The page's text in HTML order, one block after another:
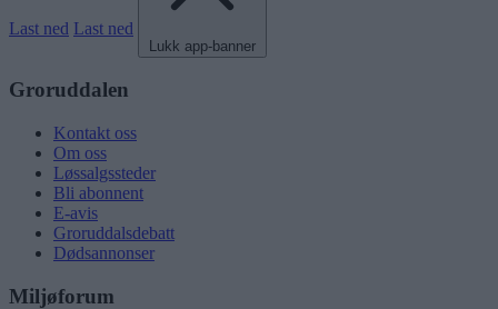
Last ned Last ned
Lukk app-banner
Groruddalen
Kontakt oss
Om oss
Løssalgssteder
Bli abonnent
E-avis
Groruddalsdebatt
Dødsannonser
Miljøforum